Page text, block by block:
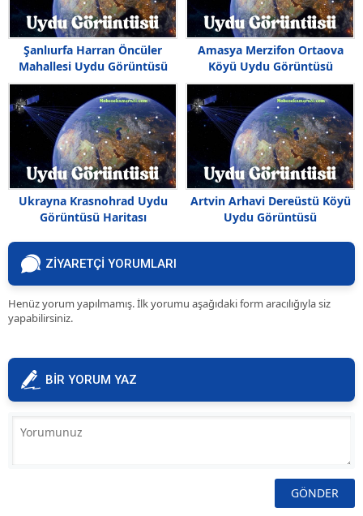
Şanlıurfa Harran Öncüler
Mahallesi Uydu Görüntüsü
Haritası
Amasya Merzifon Ortaova
Köyü Uydu Görüntüsü
Ukrayna Krasnohrad Uydu
Görüntüsü Haritası
Artvin Arhavi Dereüstü Köyü
Uydu Görüntüsü
ZİYARETÇİ YORUMLARI
Henüz yorum yapılmamış. İlk yorumu aşağıdaki form aracılığıyla siz
yapabilirsiniz.
BİR YORUM YAZ